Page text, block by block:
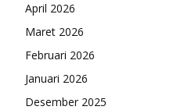
April 2026
Maret 2026
Februari 2026
Januari 2026
Desember 2025